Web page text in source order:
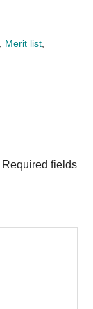
Merit list
Required fields